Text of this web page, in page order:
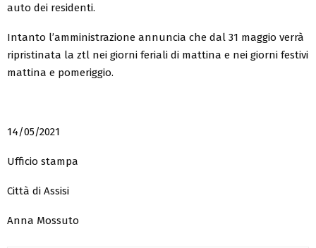
auto dei residenti.
Intanto l’amministrazione annuncia che dal 31 maggio verrà
ripristinata la ztl nei giorni feriali di mattina e nei giorni festivi
mattina e pomeriggio.
14/05/2021
Ufficio stampa
Città di Assisi
Anna Mossuto